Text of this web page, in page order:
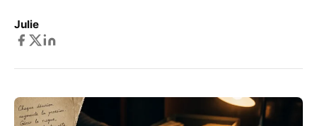
Julie